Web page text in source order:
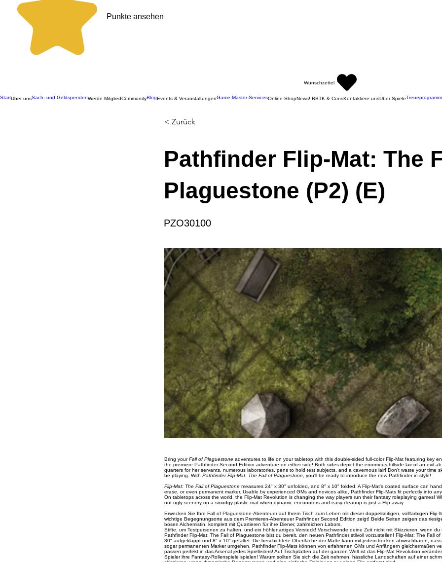
Punkte ansehen
Wunschzettel
StartÜber unsSach- und GeldspendenWerde MitgliedCommunityBlogEvents & VeranstaltungenGame Master-ServicesOnline-ShopNews! RBTK & ConsKontaktiere unsÜber SpieleTreueprogramm
< Zurück
Pathfinder Flip-Mat: The
Plaguestone (P2) (E)
PZO30100
Bring yourFall of Plaguestone adventures to life on your tabletop with this double-sided full-color Flip-Mat featuring key
the premiere Pathfinder Second Edition adventure on either side! Both sides depict the enormous hillside lair of an evil
quarters for her servants, numerous laboratories, pens to hold test subjects, and a cavernous lair! Don't waste your time
be playing. With Pathfinder Flip-Mat: The Fall of Plaguestone , you'll be ready to introduce the new Pathfinder in style!
Flip-Mat: The Fall of Plaguestone measures 24" x 30" unfolded, and 8" x 10" folded. A Flip-Mat's coated surface can
erase, or even permanent marker. Usable by experienced GMs and novices alike, Pathfinder Flip-Mats fit perfectly into
On tabletops across the world, the Flip-Mat Revolution is changing the way players run their fantasy roleplaying games!
out ugly scenery on a smudgy plastic mat when dynamic encounters and easy cleanup is just a Flip away
Erwecken Sie Ihre Fall of Plaguestone-Abenteuer auf Ihrem Tisch zum Leben mit dieser doppelseitigen, vollfarbigen Flip-
wichtige Begegnungsorte aus dem Premieren-Abenteuer Pathfinder Second Edition zeigt! Beide Seiten zeigen das
bösen Alchemistin, komplett mit Quartieren für ihre Diener, zahlreichen Labors,
Stifte, um Testpersonen zu halten, und ein höhlenartiges Versteck! Verschwende deine Zeit nicht mit Skizzieren, wenn du
Pathfinder Flip-Mat: The Fall of Plaguestone bist du bereit, den neuen Pathfinder stilvoll vorzustellen! Flip-Mat: The Fall
30" aufgeklappt und 8" x 10" gefaltet. Die beschichtete Oberfläche der Matte kann mit jedem trocken abwischbaren,
sogar permanenten Marker umgehen. Pathfinder Flip-Mats können von erfahrenen GMs und Anfängern gleichermaßen
passen perfekt in das Arsenal jedes Spielleiters! Auf Tischplatten auf der ganzen Welt ist das Flip-Mat Revolution
Spieler ihre Fantasy-Rollenspiele spielen! Warum sollten Sie sich die Zeit nehmen, hässliche Landschaften auf einer